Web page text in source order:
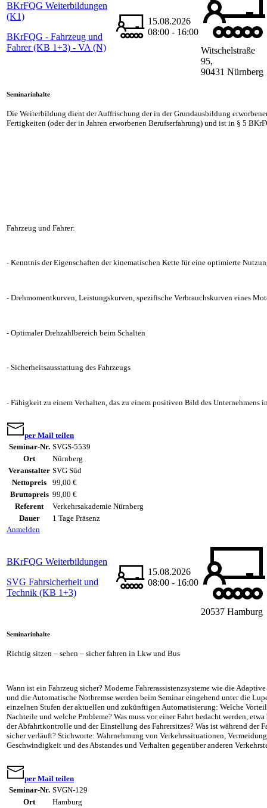
BKrFQG Weiterbildungen
(K1)
BKrFQG - Fahrzeug und
Fahrer (KB 1+3) - VA (N)
15.08.2026
08:00 - 16:00
Witschelstraße
95,
90431 Nürnberg
Seminarinhalte
Die Weiterbildung dient der Auffrischung der in der Grundausbildung
Fertigkeiten (oder der in Jahren erworbenen Berufserfahrung) und ist in § 5
Fahrzeug und Fahrer:
- Kenntnis der Eigenschaften der kinematischen Kette für eine optimierte
- Drehmomentkurven, Leistungskurven, spezifische Verbrauchskurven eines
- Optimaler Drehzahlbereich beim Schalten
- Sicherheitsausstattung des Fahrzeugs
- Fähigkeit zu einem Verhalten, das zu einem positiven Bild des Unternehmens
per Mail teilen
Seminar-Nr. SVGS-5539
Ort
Nürnberg
Veranstalter SVG Süd
Nettopreis
99,00 €
Bruttopreis 99,00 €
Referent
Verkehrsakademie Nürnberg
Dauer
1 Tage Präsenz
Anmelden
BKrFQG Weiterbildungen
SVG Fahrsicherheit und
Technik (KB 1+3)
15.08.2026
08:00 - 16:00
20537 Hamburg
Seminarinhalte
Richtig sitzen – sehen – sicher fahren in Lkw und Bus
Wann ist ein Fahrzeug sicher? Moderne Fahrerassistenzsysteme wie die
und die Automatische Notbremse werden beim Seminar eingehend unter die
einzelnen Stufen der aktuellen und zukünftigen Automatisierung: Welche
Nachteile und welche Probleme? Was muss vor einer Fahrt bedacht werden,
der Abfahrtkontrolle und der Einstellung des Fahrersitzes? Was ist während der
sicher verläuft? Stichworte: Wahrnehmung von Verkehrssituationen,
Geschwindigkeit und des Abstandes und Verhalten gegenüber anderen
per Mail teilen
Seminar-Nr. SVGN-129
Ort
Hamburg